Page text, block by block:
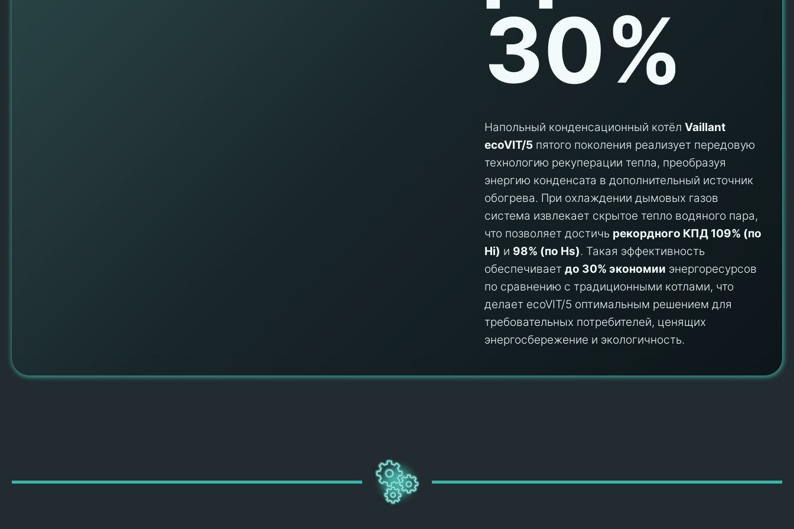
30%
Напольный конденсационный котёлVaillant
ecoVIT/5 пятого поколения реализует передовую
технологию рекуперации тепла, преобразуя
энергию конденсата в дополнительный источник
обогрева. При охлаждении дымовых газов
система извлекает скрытое тепло водяного пара,
что позволяет достичь рекордного КПД 109% (по
Hi) и 98% (по Hs). Такая эффективность
обеспечиваетдо 30% экономии энергоресурсов
по сравнению с традиционными котлами, что
делает ecoVIT/5 оптимальным решением для
требовательных потребителей, ценящих
энергосбережение и экологичность.